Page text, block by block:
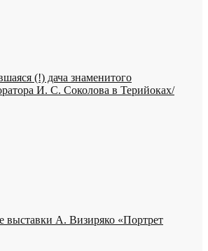
(!) дача знаменитого
И. С. Соколова в Терийоках/
выставки А. Визиряко «Портрет